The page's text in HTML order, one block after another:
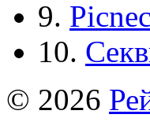
9.
10.
© 2026